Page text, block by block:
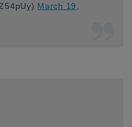
March 19,